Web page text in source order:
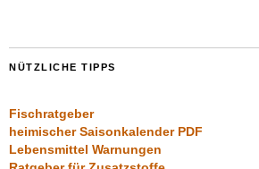
NÜTZLICHE TIPPS
Fischratgeber
heimischer Saisonkalender PDF
Lebensmittel Warnungen